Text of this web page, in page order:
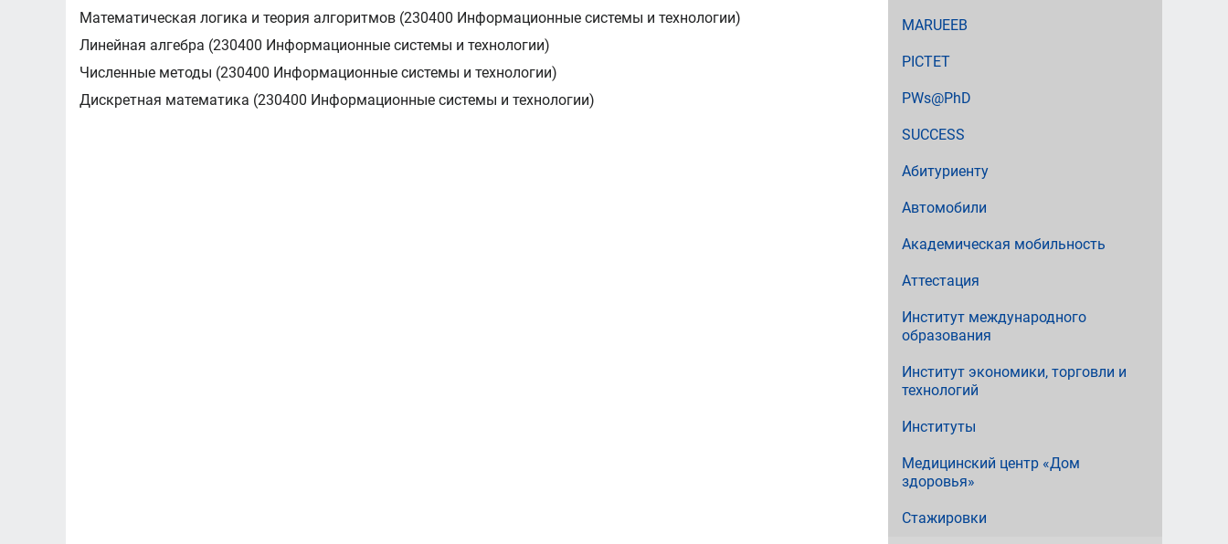
Математическая логика и теория алгоритмов (230400 Информационные системы и технологии)
Линейная алгебра (230400 Информационные системы и технологии)
Численные методы (230400 Информационные системы и технологии)
Дискретная математика (230400 Информационные системы и технологии)
MARUEEB
PICTET
PWs@PhD
SUCCESS
Абитуриенту
Автомобили
Академическая мобильность
Аттестация
Институт международного
образования
Институт экономики, торговли и
технологий
Институты
Медицинский центр «Дом
здоровья»
Стажировки